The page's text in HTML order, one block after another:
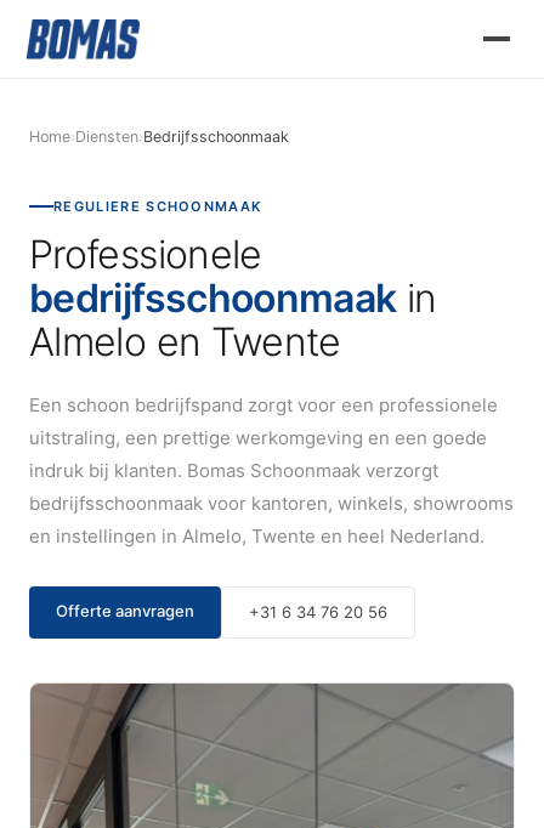
Home›Diensten›Bedrijfsschoonmaak
REGULIERE SCHOONMAAK
Professionele
bedrijfsschoonmaakin
Almelo en Twente
Een schoon bedrijfspand zorgt voor een professionele
uitstraling, een prettige werkomgeving en een goede
indruk bij klanten. Bomas Schoonmaak verzorgt
bedrijfsschoonmaak voor kantoren, winkels, showrooms
en instellingen in Almelo, Twente en heel Nederland.
Offerte aanvragen +31 6 34 76 20 56